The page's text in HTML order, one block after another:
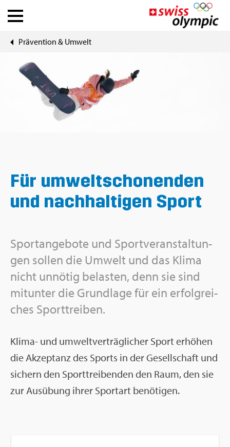
Ver­bän­de
Ath­le­te Hub
Über Swiss Olym­pic
Prä­ven­ti­on & Um­welt
Für um­welt­scho­nen­den
und nach­hal­ti­gen Sport
Sport­an­ge­bo­te und Sport­ver­an­stal­tun­
gen sol­len die Um­welt und das Klima
nicht un­nö­tig be­las­ten, denn sie sind
mit­un­ter die Grund­la­ge für ein er­folg­rei­
ches Sport­trei­ben.
Klima- und um­welt­ver­träg­li­cher Sport er­hö­hen
die Ak­zep­tanz des Sports in der Ge­sell­schaft und
si­chern den Sport­trei­ben­den den Raum, den sie
zur Aus­übung ihrer Sport­art be­nö­ti­gen.